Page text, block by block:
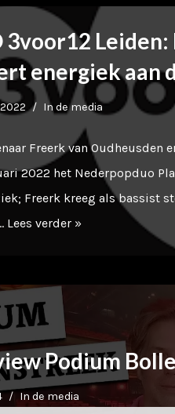
3voor12
energiek aan
In de media
Freerk van Oudheusden
2022 het Nederpopduo
Freerk kreeg als bassist
Lees verder »
Podium
In de media